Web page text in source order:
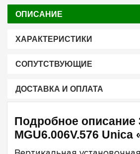
ОПИСАНИЕ
ХАРАКТЕРИСТИКИ
СОПУТСТВУЮЩИЕ
ДОСТАВКА И ОПЛАТА
Подробное описание
MGU6.006V.576 Unica